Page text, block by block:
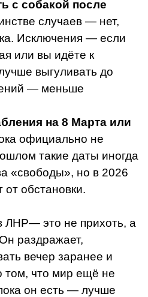
с собакой после
случаев — нет,
Исключения — если
или вы идёте к
выгуливать до
— меньше
на 8 Марта или
официально не
такие даты иногда
«свободы», но в 2026
от обстановки.
ЛНР— это не прихоть, а
раздражает,
вечер заранее и
том, что мир ещё не
он есть — лучше